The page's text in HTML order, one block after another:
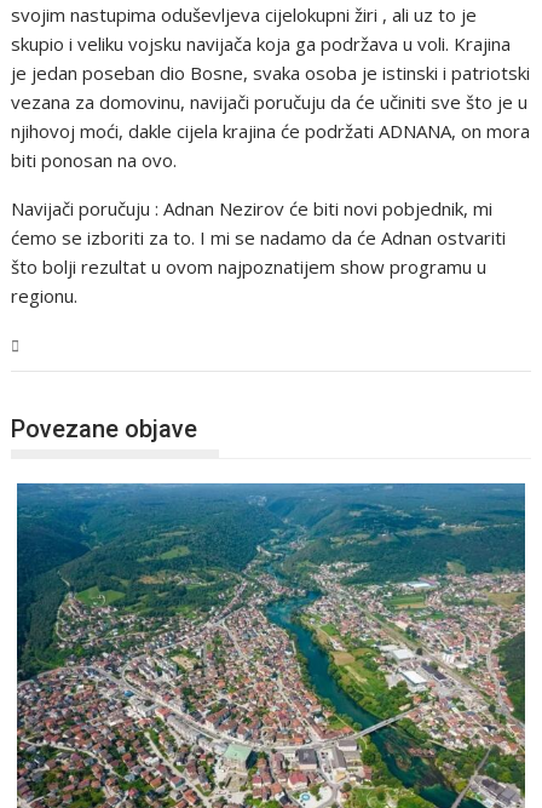
svojim nastupima oduševljeva cijelokupni žiri , ali uz to je
skupio i veliku vojsku navijača koja ga podržava u voli. Krajina
je jedan poseban dio Bosne, svaka osoba je istinski i patriotski
vezana za domovinu, navijači poručuju da će učiniti sve što je u
njihovoj moći, dakle cijela krajina će podržati ADNANA, on mora
biti ponosan na ovo.
Navijači poručuju : Adnan Nezirov će biti novi pobjednik, mi
ćemo se izboriti za to. I mi se nadamo da će Adnan ostvariti
što bolji rezultat u ovom najpoznatijem show programu u
regionu.
Povezane objave